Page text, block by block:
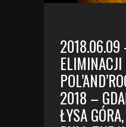
2018.06.09
ELIMINACJI
2018 –
ŁYSA